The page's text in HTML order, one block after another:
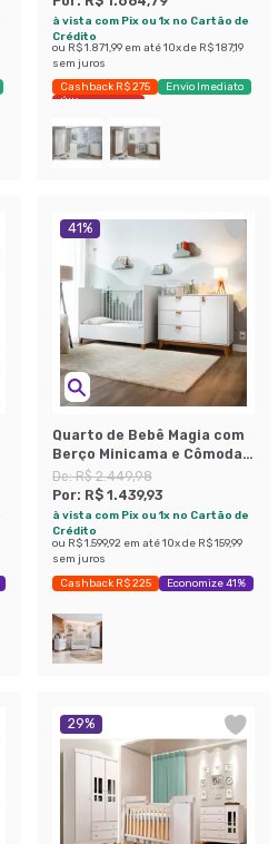
à vista com Pix ou 1x no Cartão de
Crédito
ou R$ 1.871,99 em até10x de R$ 187,19
sem juros
Cashback R$ 275
Envio Imediato
Últimas peças
41%
Quarto de Bebê Magia com
Berço Minicama e Cômoda 1
Porta 3 Gavetas Branco
De:R$ 2.449,98
Por: R$ 1.439,93
à vista com Pix ou 1x no Cartão de
Crédito
ou R$ 1.599,92 em até10x de R$ 159,99
sem juros
Cashback R$ 225 Economize 41%
29%